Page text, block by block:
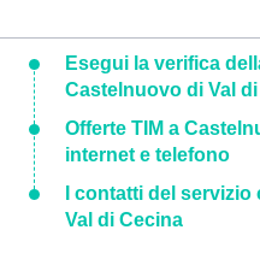
Esegui la verifica
Castelnuovo di Val
Offerte TIM a
internet e telefono
I contatti del
Val di Cecina